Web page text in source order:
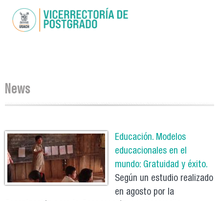
main
You are here
News
Educación. Modelos
educacionales en el
mundo: Gratuidad y éxito.
Según un estudio realizado
en agosto por la
Pages